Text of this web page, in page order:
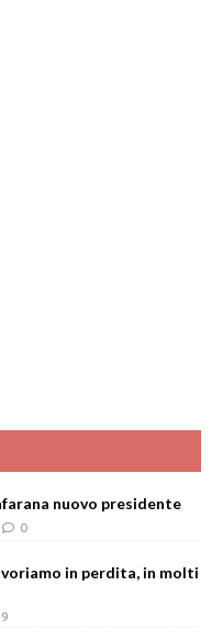
nuovo presidente
0
in perdita, in molti
9